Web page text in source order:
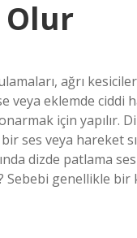
Olur
ağrı
veya eklemde ciddi
için yapılır.
veya hareket
dizde patlama
genellikle bir